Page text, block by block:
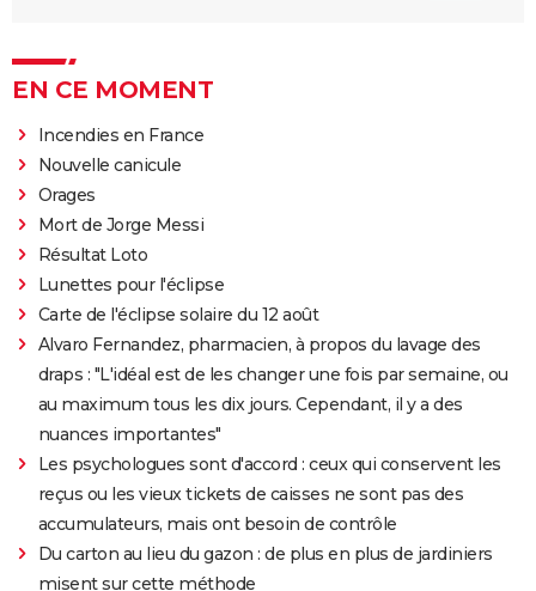
EN CE MOMENT
Incendies en France
Nouvelle canicule
Orages
Mort de Jorge Messi
Résultat Loto
Lunettes pour l'éclipse
Carte de l'éclipse solaire du 12 août
Alvaro Fernandez, pharmacien, à propos du lavage des
draps : "L'idéal est de les changer une fois par semaine, ou
au maximum tous les dix jours. Cependant, il y a des
nuances importantes"
Les psychologues sont d'accord : ceux qui conservent les
reçus ou les vieux tickets de caisses ne sont pas des
accumulateurs, mais ont besoin de contrôle
Du carton au lieu du gazon : de plus en plus de jardiniers
misent sur cette méthode